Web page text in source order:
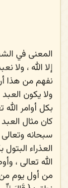
المعنى في
إلا الله ، ولا
نفهم من هذا
ولا يكون
بكل أوامر
كان مثال
سبحانه
العذراء
الله تعالى ،
من أول يوم من